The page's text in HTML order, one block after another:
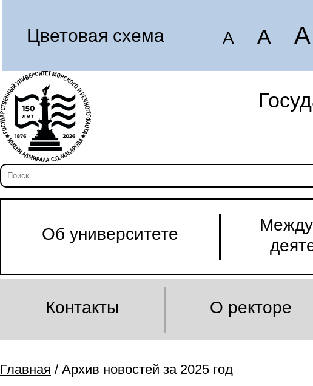
Цветовая схема A A A
Об университете
Контакты О ректоре
Главная / Архив новостей за 2025 год